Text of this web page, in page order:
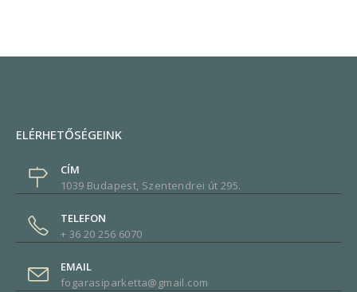
ELÉRHETŐSÉGEINK
CÍM
1039 Budapest, Szentendrei út 295.
TELEFON
+ 36 20 256 6070
EMAIL
fogarasiparketta@gmail.com